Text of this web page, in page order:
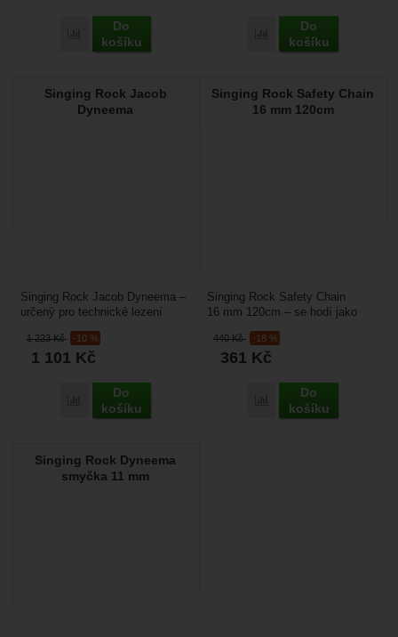
Přidat 'Singing Rock Loop Chain' k porovnání
Do
košíku
Přidat 'Singing Rock
Do
košíku
Singing Rock Jacob
Dyneema
1 223Kč -10 %
1 101 Kč
Přidat 'Singing Rock Jacob Dyneema' k porovnání
Do
košíku
Singing Rock Jacob Dyneema –
určený pro technické lezení
hákovačky, technické...
Singing Rock Safety Chain
16 mm 120cm
440Kč -18 %
361 Kč
Přidat 'Singing Rock
Do
košíku
Singing Rock Safety Chain
16 mm 120cm – se hodí jako
že si snadno vyrobíte...
Singing Rock Dyneema
smyčka 11 mm